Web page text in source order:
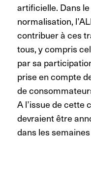
artificielle. Dans
normalisation,
contribuer à ces
tous, y compris
par sa
prise en compte
de
A l’issue de cette
devraient être
dans les